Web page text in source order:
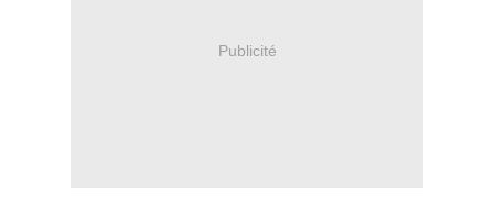
Publicité